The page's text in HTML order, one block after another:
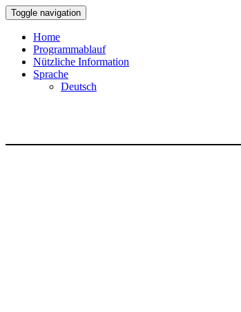
Toggle navigation
Home
Programmablauf
Nützliche Information
Sprache
Deutsch